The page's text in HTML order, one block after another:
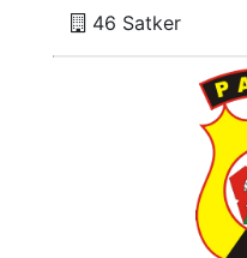
46 Satker